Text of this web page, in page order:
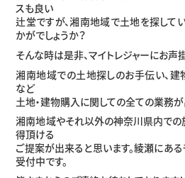
スも良い
辻堂ですが、湘南地域で土地を探して
かがでしょうか？
そんな時は是非、マイトレジャーにお声
湘南地域での土地探しのお手伝い、建
など
土地・建物購入に関しての全ての業務が
湘南地域やそれ以外の神奈川県内での
得頂ける
ご提案が出来ると思います。綾瀬にあ
受付中です。